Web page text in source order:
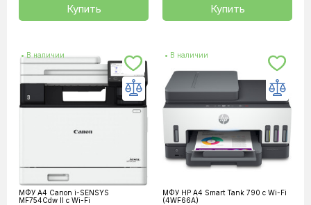
Купить Купить
• В наличии
МФУ А4 Canon i-SENSYS
MF754Cdw II с Wi-Fi
• В наличии
МФУ HP A4 Smart Tank 790 c Wi-Fi
(4WF66A)